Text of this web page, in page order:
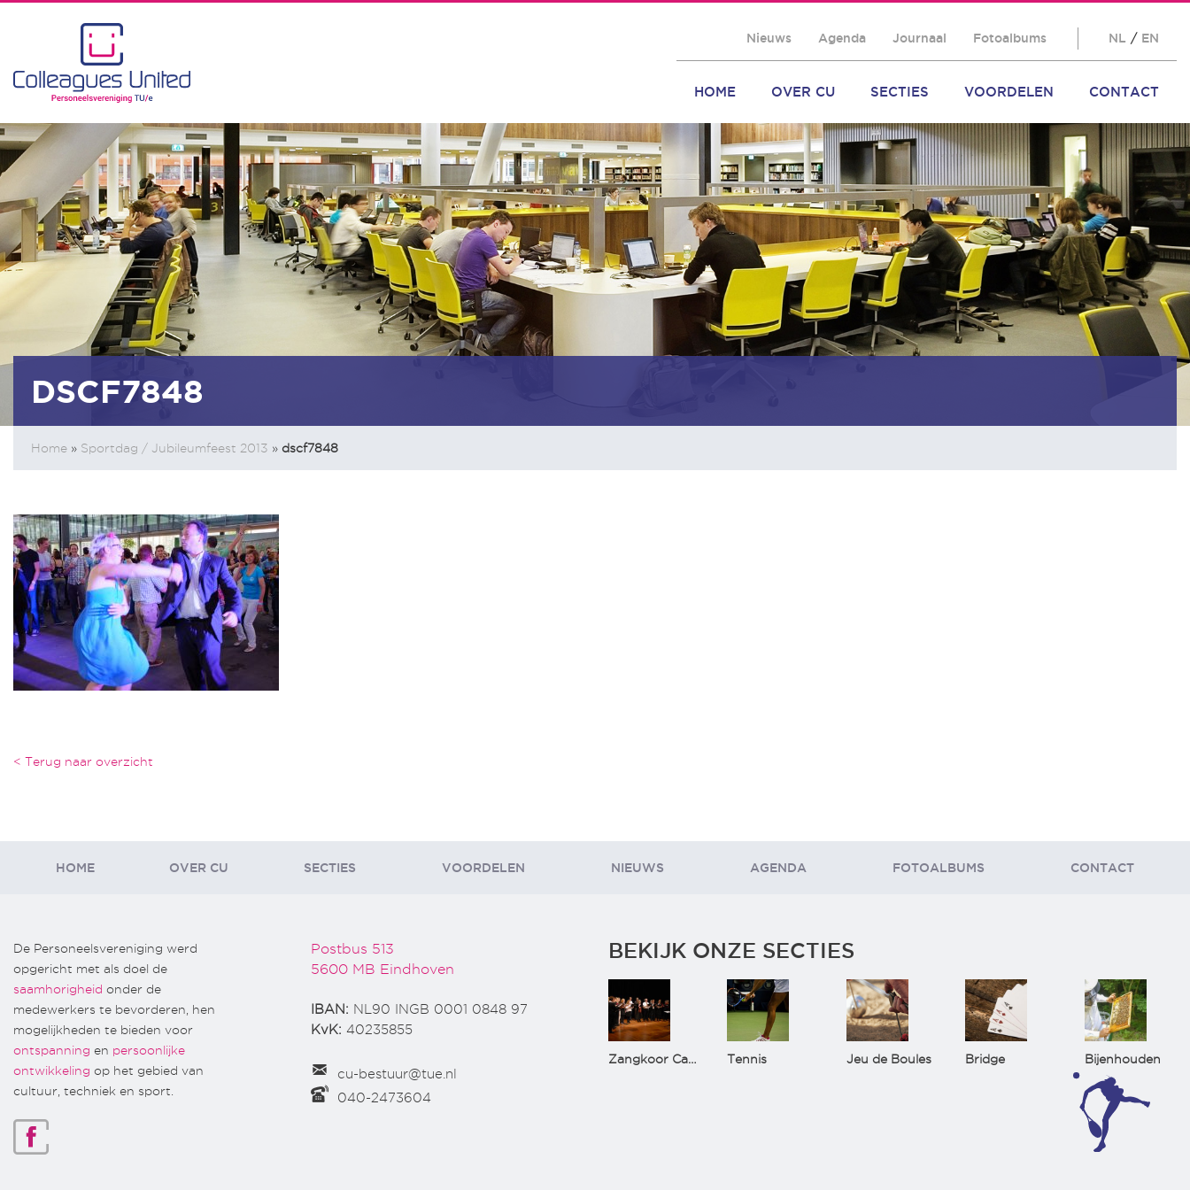
Nieuws Agenda Journaal Fotoalbums NL / EN
HOME OVER CU SECTIES VOORDELEN CONTACT
DSCF7848
Home » Sportdag / Jubileumfeest 2013 » dscf7848
< Terug naar overzicht
HOME OVER CU SECTIES VOORDELEN NIEUWS AGENDA FOTOALBUMS CONTACT
De Personeelsvereniging werd
opgericht met als doel de
saamhorigheid onder de
medewerkers te bevorderen, hen
mogelijkheden te bieden voor
ontspanning en persoonlijke
ontwikkeling op het gebied van
cultuur, techniek en sport.
Postbus 513
5600 MB Eindhoven
IBAN: NL90 INGB 0001 0848 97
KvK: 40235855
cu-bestuur@tue.nl
040-2473604
BEKIJK ONZE SECTIES
Zangkoor CantaTu Tennis Jeu de Boules Bridge Bijenhouden